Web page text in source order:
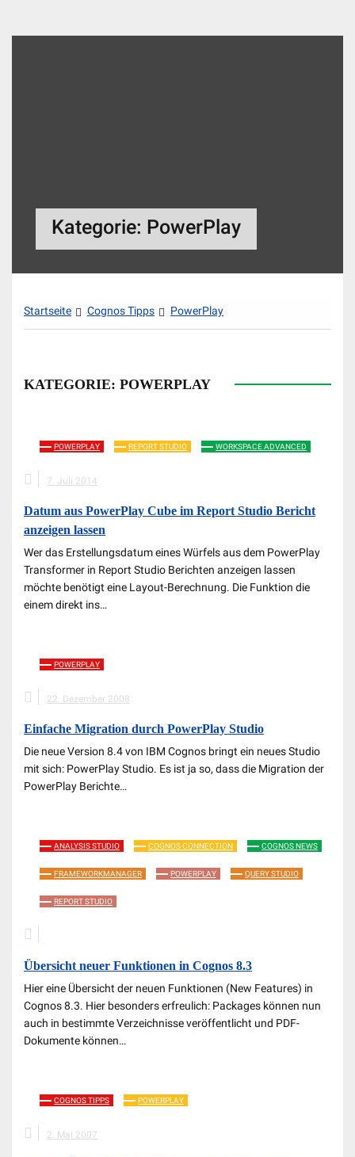
Kategorie: PowerPlay
Startseite Cognos Tipps PowerPlay
KATEGORIE: POWERPLAY
POWERPLAY REPORT STUDIO WORKSPACE ADVANCED
7. Juli 2014
Datum aus PowerPlay Cube im Report Studio Bericht
anzeigen lassen
Wer das Erstellungsdatum eines Würfels aus dem PowerPlay
Transformer in Report Studio Berichten anzeigen lassen
möchte benötigt eine Layout-Berechnung. Die Funktion die
einem direkt ins…
POWERPLAY
22. Dezember 2008
Einfache Migration durch PowerPlay Studio
Die neue Version 8.4 von IBM Cognos bringt ein neues Studio
mit sich: PowerPlay Studio. Es ist ja so, dass die Migration der
PowerPlay Berichte…
ANALYSIS STUDIO COGNOS CONNECTION COGNOS NEWS
FRAMEWORKMANAGER POWERPLAY QUERY STUDIO
REPORT STUDIO
Übersicht neuer Funktionen in Cognos 8.3
Hier eine Übersicht der neuen Funktionen (New Features) in
Cognos 8.3. Hier besonders erfreulich: Packages können nun
auch in bestimmte Verzeichnisse veröffentlicht und PDF-
Dokumente können…
COGNOS TIPPS POWERPLAY
2. Mai 2007